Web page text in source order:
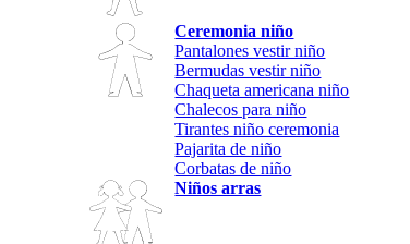
Ceremonia niño
Pantalones vestir niño
Bermudas vestir niño
Chaqueta americana niño
Chalecos para niño
Tirantes niño ceremonia
Pajarita de niño
Corbatas de niño
Niños arras